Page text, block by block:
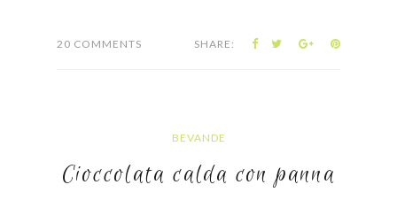
20 COMMENTS SHARE:
BEVANDE
Cioccolata calda con panna